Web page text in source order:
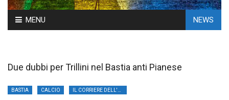
Skip
to
MENU NEWS
Due dubbi per Trillini nel Bastia anti Pianese
BASTIA CALCIO